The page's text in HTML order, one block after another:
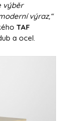
výběr
výraz,“
TAF
a ocel.